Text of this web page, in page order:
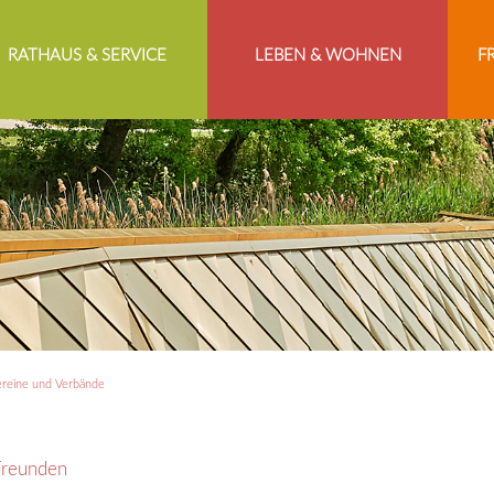
RATHAUS & SERVICE LEBEN & WOHNEN
und Verbände